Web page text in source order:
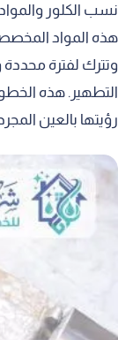
نسب الكلور
هذه المواد
وتترك لفترة
التطهير. هذه
رؤيتها بالعين